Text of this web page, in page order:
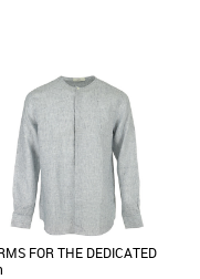
pas cher et Promos
FOR THE DEDICATED